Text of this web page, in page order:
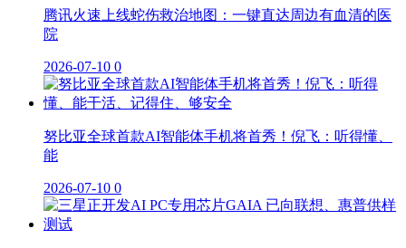
腾讯火速上线蛇伤救治地图：一键直达周边有血清的医
院
2026-07-10 0
努比亚全球首款AI智能体手机将首秀！倪飞：听得懂、
能
2026-07-10 0